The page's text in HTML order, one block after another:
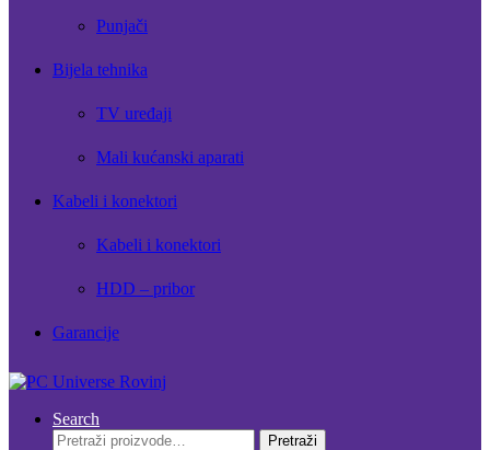
Punjači
Bijela tehnika
TV uređaji
Mali kućanski aparati
Kabeli i konektori
Kabeli i konektori
HDD – pribor
Garancije
Search
Pretraži:
Pretraži